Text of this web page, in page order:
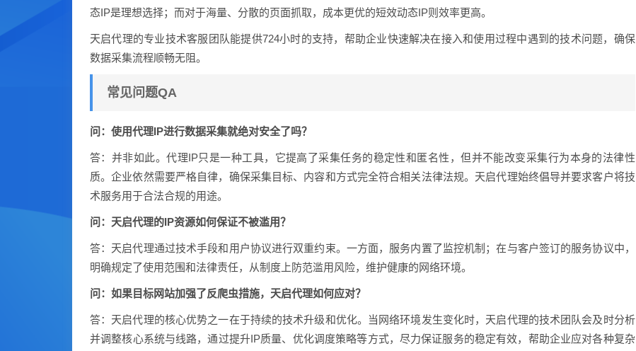
态IP是理想选择；而对于海量、分散的页面抓取，成本更优的短效动态IP则效率更高。
天启代理的专业技术客服团队能提供724小时的支持，帮助企业快速解决在接入和使用过程中遇到的技术问题，确保
数据采集流程顺畅无阻。
常见问题QA
问：使用代理IP进行数据采集就绝对安全了吗？
答：并非如此。代理IP只是一种工具，它提高了采集任务的稳定性和匿名性，但并不能改变采集行为本身的法律性
质。企业依然需要严格自律，确保采集目标、内容和方式完全符合相关法律法规。天启代理始终倡导并要求客户将技
术服务用于合法合规的用途。
问：天启代理的IP资源如何保证不被滥用？
答：天启代理通过技术手段和用户协议进行双重约束。一方面，服务内置了监控机制；在与客户签订的服务协议中，
明确规定了使用范围和法律责任，从制度上防范滥用风险，维护健康的网络环境。
问：如果目标网站加强了反爬虫措施，天启代理如何应对？
答：天启代理的核心优势之一在于持续的技术升级和优化。当网络环境发生变化时，天启代理的技术团队会及时分析
并调整核心系统与线路，通过提升IP质量、优化调度策略等方式，尽力保证服务的稳定有效，帮助企业应对各种复杂